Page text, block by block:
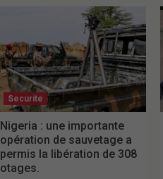
Securite
Nigeria : une importante
opération de sauvetage a
permis la libération de 308
otages.